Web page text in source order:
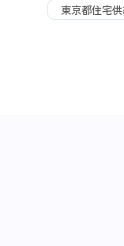
東京都住宅